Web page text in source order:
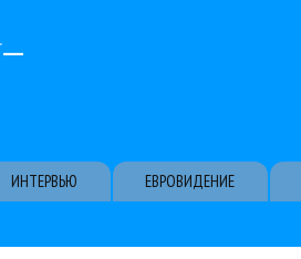
ИНТЕРВЬЮ ЕВРОВИДЕНИЕ